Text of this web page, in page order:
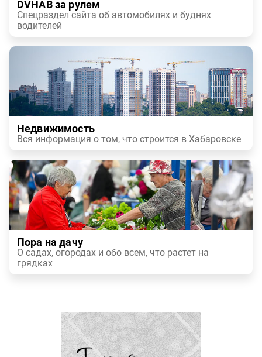
DVHAB за рулем
Спецраздел сайта об автомобилях и буднях
водителей
Недвижимость
Вся информация о том, что строится в Хабаровске
Пора на дачу
О садах, огородах и обо всем, что растет на
грядках